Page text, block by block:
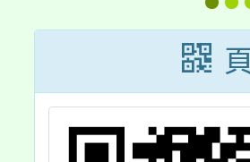
指引手冊」